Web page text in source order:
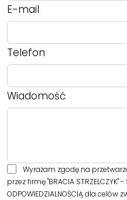
E-mail
Telefon
Wiadomość
Wyrażam zgodę na
przez firmę "BRACIA STRZELCZYK" -
ODPOWIEDZIALNOŚCIĄ dla celów